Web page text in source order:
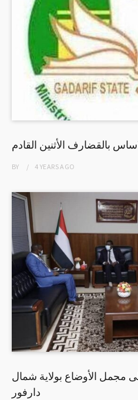
بالقضارف الأثنين القادم
BY 4 YEARSAGO
مجمل الأوضاع بولاية شمال
دارفور